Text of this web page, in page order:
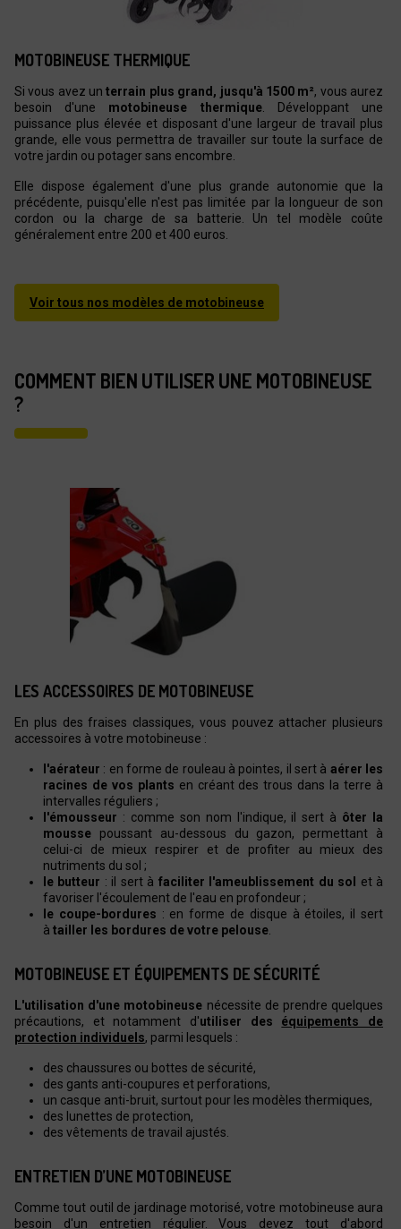
MOTOBINEUSE THERMIQUE
Si vous avez unterrain plus grand, jusqu'à 1500 m², vous aurez
besoin d'une motobineuse thermique. Développant une
puissance plus élevée et disposant d'une largeur de travail plus
grande, elle vous permettra de travailler sur toute la surface de
votre jardin ou potager sans encombre.
Elle dispose également d'une plus grande autonomie que la
précédente, puisqu'elle n'est pas limitée par la longueur de son
cordon ou la charge de sa batterie. Un tel modèle coûte
généralement entre 200 et 400 euros.
Voir tous nos modèles de motobineuse
COMMENT BIEN UTILISER UNE MOTOBINEUSE
?
LES ACCESSOIRES DE MOTOBINEUSE
En plus des fraises classiques, vous pouvez attacher plusieurs
accessoires à votre motobineuse :
l'aérateur : en forme de rouleau à pointes, il sert à aérer les
racines de vos plants en créant des trous dans la terre à
intervalles réguliers ;
l'émousseur : comme son nom l'indique, il sert à ôter la
mousse poussant au-dessous du gazon, permettant à
celui-ci de mieux respirer et de profiter au mieux des
nutriments du sol ;
le butteur : il sert à faciliter l'ameublissement du sol et à
favoriser l'écoulement de l'eau en profondeur ;
le coupe-bordures : en forme de disque à étoiles, il sert
à tailler les bordures de votre pelouse
MOTOBINEUSE ET ÉQUIPEMENTS DE SÉCURITÉ
L'utilisation d'une motobineuse nécessite de prendre quelques
précautions, et notamment d'utiliser des équipements de
protection individuels, parmi lesquels :
des chaussures ou bottes de sécurité,
des gants anti-coupures et perforations,
un casque anti-bruit, surtout pour les modèles thermiques,
des lunettes de protection,
des vêtements de travail ajustés.
ENTRETIEN D’UNE MOTOBINEUSE
Comme tout outil de jardinage motorisé, votre motobineuse aura
besoin d'un entretien régulier. Vous devez tout d'abord